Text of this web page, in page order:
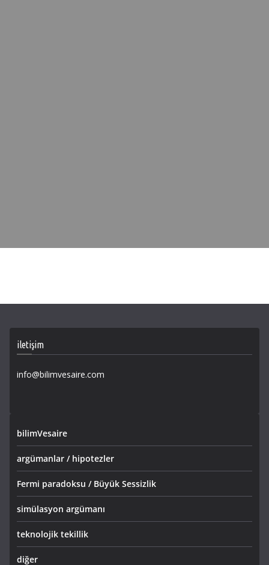
iletişim
info@bilimvesaire.com
bilimVesaire
argümanlar / hipotezler
Fermi paradoksu / Büyük Sessizlik
simülasyon argümanı
teknolojik tekillik
diğer